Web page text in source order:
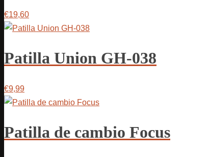
€19,60
Patilla Union GH-038
€9,99
Patilla de cambio Focus